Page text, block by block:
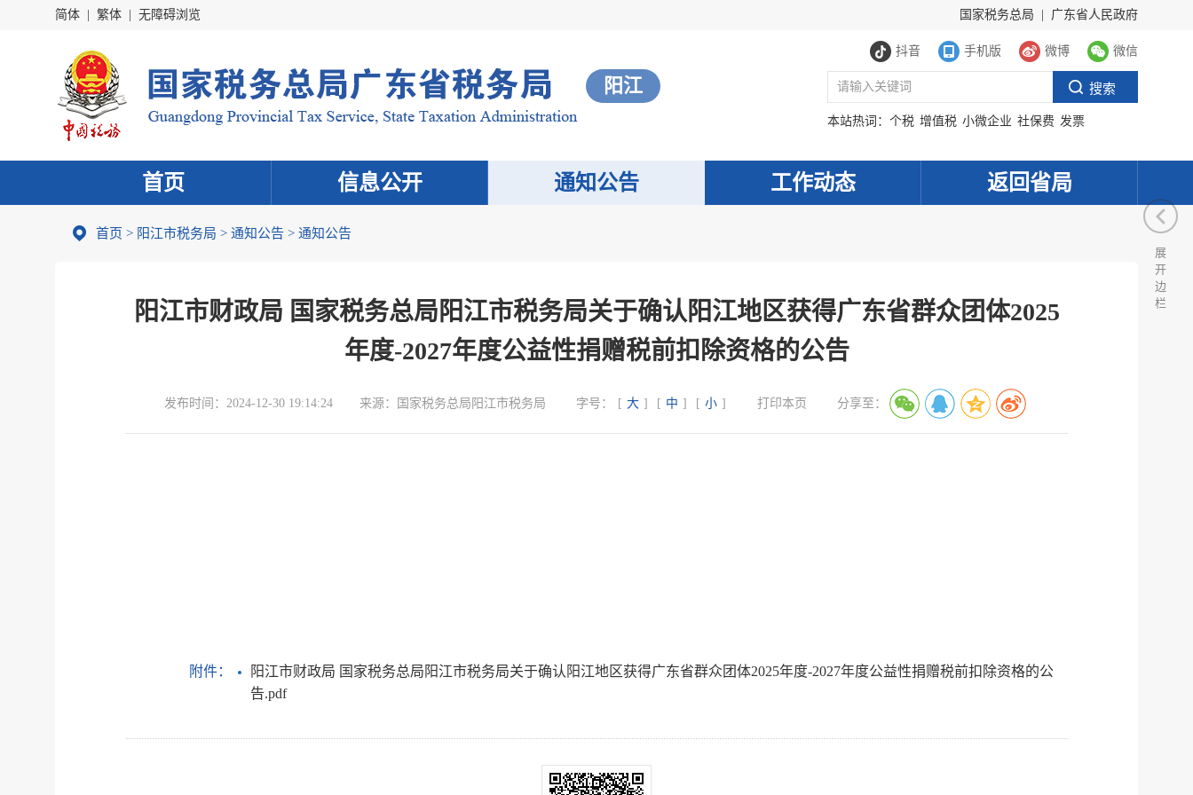
简体 繁体 无障碍浏览 国家税务总局 广东省人民政府
抖音 手机版 微博 微信
阳江
本站热词： 个税 增值税 小微企业 社保费 发票
首页 信息公开 通知公告 工作动态 返回省局
首页 > 阳江市税务局 > 通知公告 > 通知公告
阳江市财政局 国家税务总局阳江市税务局关于确认阳江地区获得广东省群众团体2025
年度-2027年度公益性捐赠税前扣除资格的公告
发布时间： 2024-12-30 19:14:24 来源： 国家税务总局阳江市税务局 字号： [ 大 ] [ 中 ] [ 小 ] 打印本页 分享至：
附件：
阳江市财政局 国家税务总局阳江市税务局关于确认阳江地区获得广东省群众团体2025年度-2027年度公益性捐赠税前扣除资格的公
告.pdf
展
开
边
栏